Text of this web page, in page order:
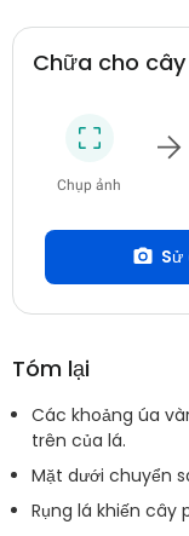
Chữa cho
Chụp ảnh
Tóm lại
Các khoảng úa
trên của lá.
Mặt dưới chuyển
Rụng lá khiến cây